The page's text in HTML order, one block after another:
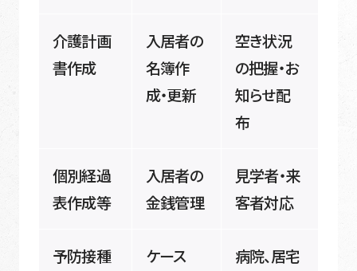
介護計画
書作成
入居者の
名簿作
成・更新
空き状況
の把握・お
知らせ配
布
個別経過
表作成等
入居者の
金銭管理
見学者・来
客者対応
予防接種
ケース
病院、居宅